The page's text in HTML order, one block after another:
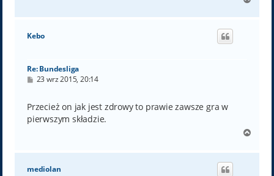
g
Kebo
Re: Bundesliga
P
t
23 wrz 2015, 20:14
Przecież on jak jest zdrowy to prawie zawsze gra w
pierwszym składzie.
g
mediolan